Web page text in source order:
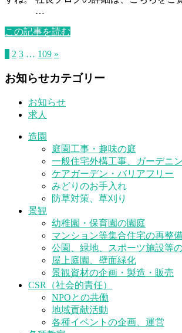
…
この記事を読む
2 3 … 109 »
お知らせカテゴリー
お知らせ
求人
造園
庭園工事・趣味の庭
一般住宅外構工事、ガーデニ
ケアガーデン・バリアフリー
みどりのお手入れ
防草対策、草刈り
景観
幼稚園・保育園の園庭
マンション等集合住宅の再整
公園、緑地、スポーツ施設等
屋上庭園、壁面緑化
景観資材の企画・製造・販売
CSR（社会的責任）
NPOとの共働
地域貢献活動
各種イベントの企画、運営